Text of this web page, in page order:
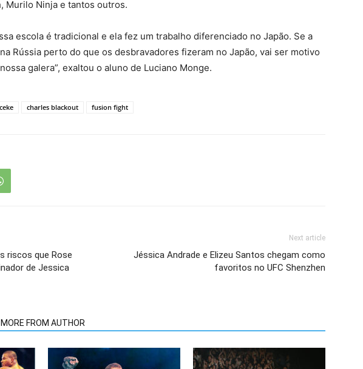
Murilo Ninja e tantos outros.
escola é tradicional e ela fez um trabalho diferenciado no Japão. Se a
Rússia perto do que os desbravadores fizeram no Japão, vai ser motivo
galera”, exaltou o aluno de Luciano Monge.
charles blackout fusion fight
riscos que Rose
de Jessica
Next article
Jéssica Andrade e Elizeu Santos chegam como
favoritos no UFC Shenzhen
MORE FROM AUTHOR